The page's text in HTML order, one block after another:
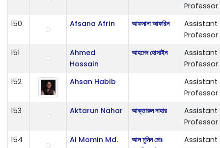
Professor
150
Afsana Afrin আফসানা আফরিন
Assistant
Professor
151
Ahmed
Hossain
আহমেদ হোসাইন
Assistant
Professor
152
Ahsan Habib
Assistant
Professor
153
Aktarun Nahar আক্তারুন নাহার
Assistant
Professor
154
Al Momin Md.
আল মুমিন মোঃ
Assistant